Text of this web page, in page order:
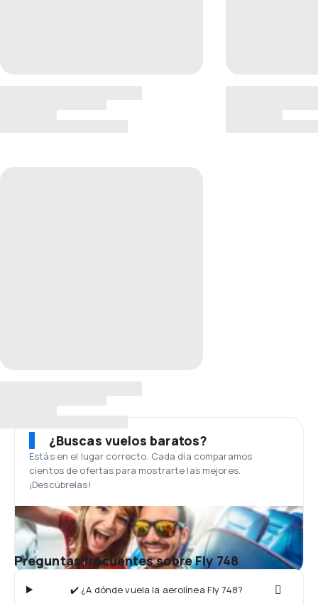
¿Buscas vuelos baratos?
Estás en el lugar correcto. Cada día comparamos
cientos de ofertas para mostrarte las mejores.
¡Descúbrelas!
Preguntas frecuentes sobre Fly 748
✔️ ¿A dónde vuela la aerolínea Fly 748?